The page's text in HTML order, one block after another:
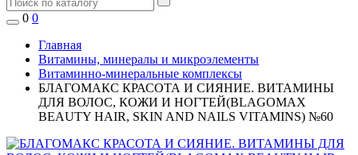
0 0
Главная
Витамины, минералы и микроэлементы
Витаминно-минеральные комплексы
БЛАГОМАКС КРАСОТА И СИЯНИЕ. ВИТАМИНЫ
ДЛЯ ВОЛОС, КОЖИ И НОГТЕЙ(BLAGOMAX
BEAUTY HAIR, SKIN AND NAILS VITAMINS) №60